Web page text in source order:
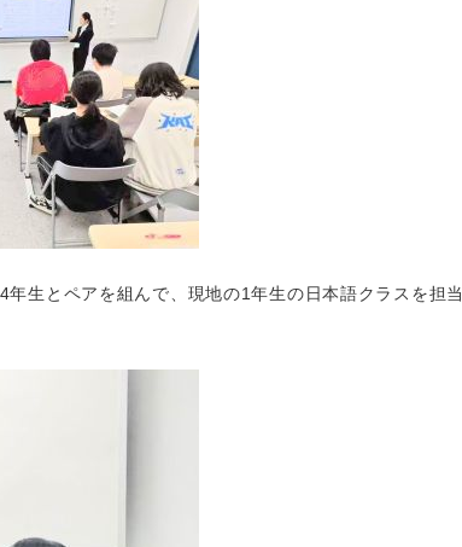
生とペアを組んで、現地の1年生の日本語クラスを担当